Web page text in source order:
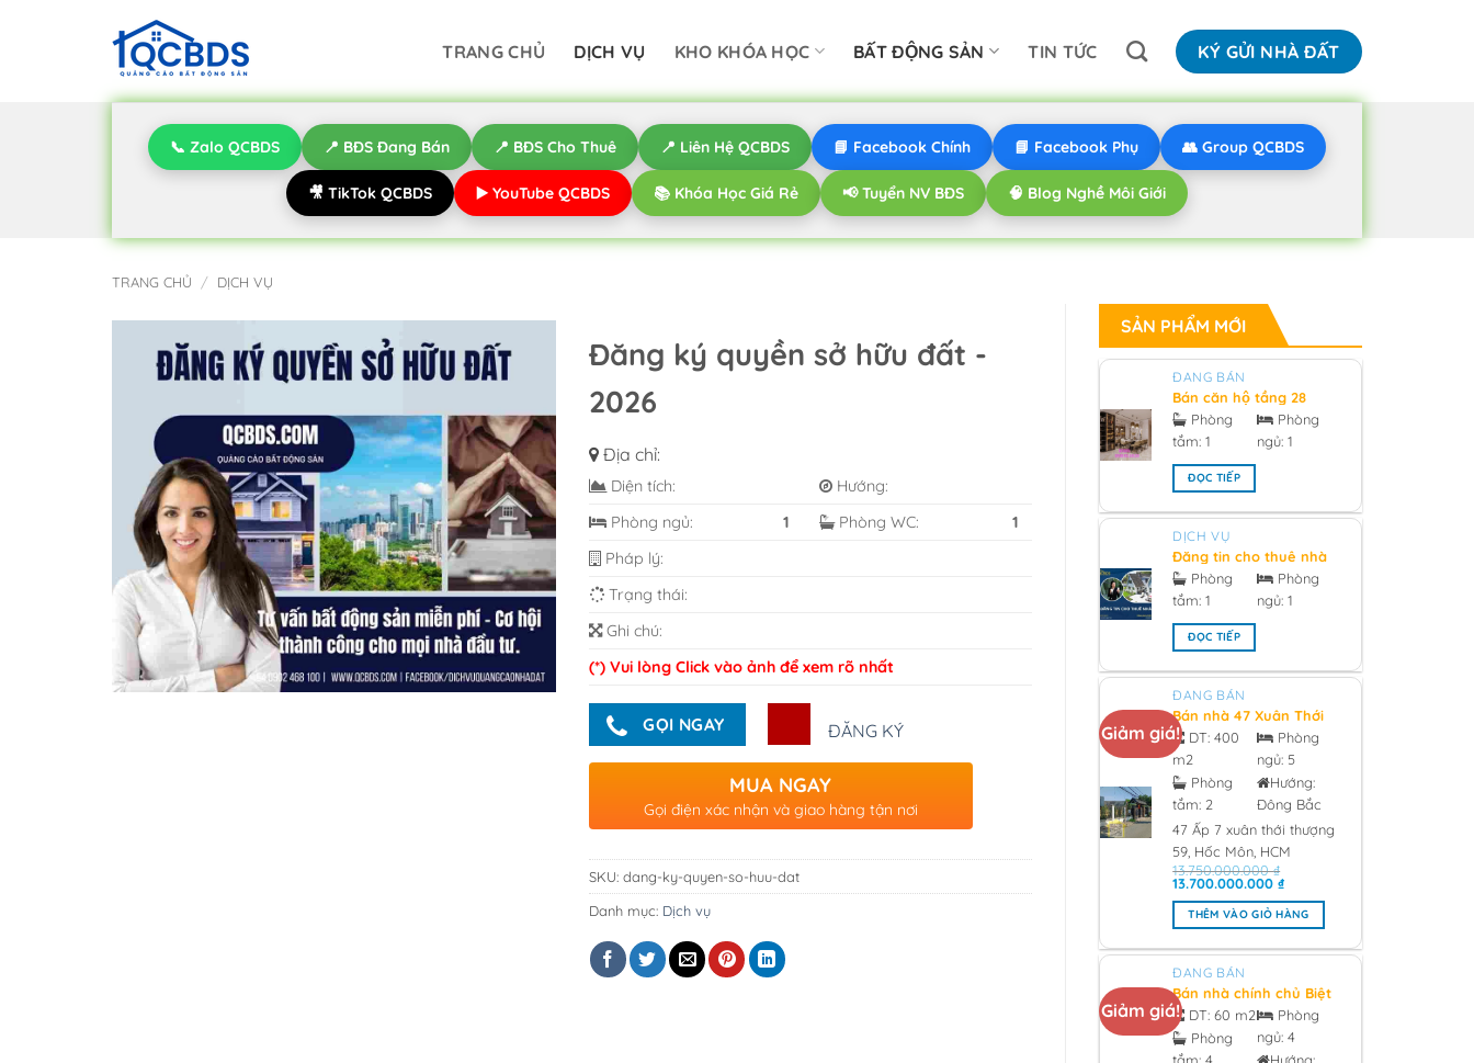
TRANG CHỦ DỊCH VỤ KHO KHÓA HỌC BẤT ĐỘNG SẢN TIN TỨC KÝ GỬI NHÀ ĐẤT
📞 Zalo QCBDS 📍 BĐS Đang Bán 📍 BĐS Cho Thuê 📍 Liên Hệ QCBDS 📘 Facebook Chính 📘 Facebook Phụ 👥 Group QCBDS
🎥 TikTok QCBDS ▶️ YouTube QCBDS 📚 Khóa Học Giá Rẻ 📢 Tuyển NV BĐS 🧠 Blog Nghề Môi Giới
TRANG CHỦ / DỊCH VỤ
SẢN PHẨM MỚI
ĐANG BÁN
Bán căn hộ tầng 28
hướng bắc V1 sunrise
city South Tower
0918955959 - 2026
Phòng
tắm:1
Phòng
ngủ: 1
ĐỌC TIẾP
DỊCH VỤ
Đăng tin cho thuê nhà
chính chủ - 2026
Phòng
tắm:1
Phòng
ngủ: 1
ĐỌC TIẾP
Giảm giá!
ĐANG BÁN
Bán nhà 47 Xuân Thới
Thượng 59, Hóc Môn
0933473981 Giá 13 tỷ -
2026
DT:400
m2
Phòng
tắm: 2
Phòng
ngủ: 5
Hướng:
Đông Bắc
47 Ấp 7 xuân thới thượng
59, Hốc Môn, HCM
13.750.000.000₫
Giá
là:
13.750.000.000 ₫.
13.700.000.000₫Giá
tại
là:
13.700.000.000 ₫.
THÊM VÀO GIỎ HÀNG
Giảm giá!
ĐANG BÁN
Bán nhà chính chủ Biệt
thự liền kề Quân Thanh
Trì – Phường Phương
Liêt Đường Tân Triều –
DT:60 m2
Phòng
Phòng
ngủ: 4
Đăng ký quyền sở hữu đất -
2026
Địa chỉ:
Diện tích:
Hướng:
Phòng ngủ:
1 Phòng WC:
1
Pháp lý:
Trạng thái:
Ghi chú:
(*) Vui lòng Click vào ảnh để xem rõ nhất
GỌI NGAY ĐĂNG KÝ
MUA NGAY
Gọi điện xác nhận và giao hàng tận nơi
SKU: dang-ky-quyen-so-huu-dat
Danh mục: Dịch vụ